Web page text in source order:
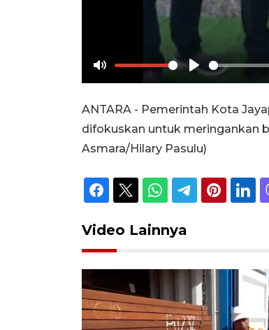
Mute Play
ANTARA - Pemerintah Kota
difokuskan untuk meringankan
Asmara/Hilary Pasulu)
Video Lainnya